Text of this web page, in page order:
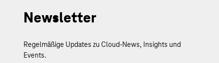
Newsletter
Regelmäßige Updates zu Cloud-News, Insights und
Events.